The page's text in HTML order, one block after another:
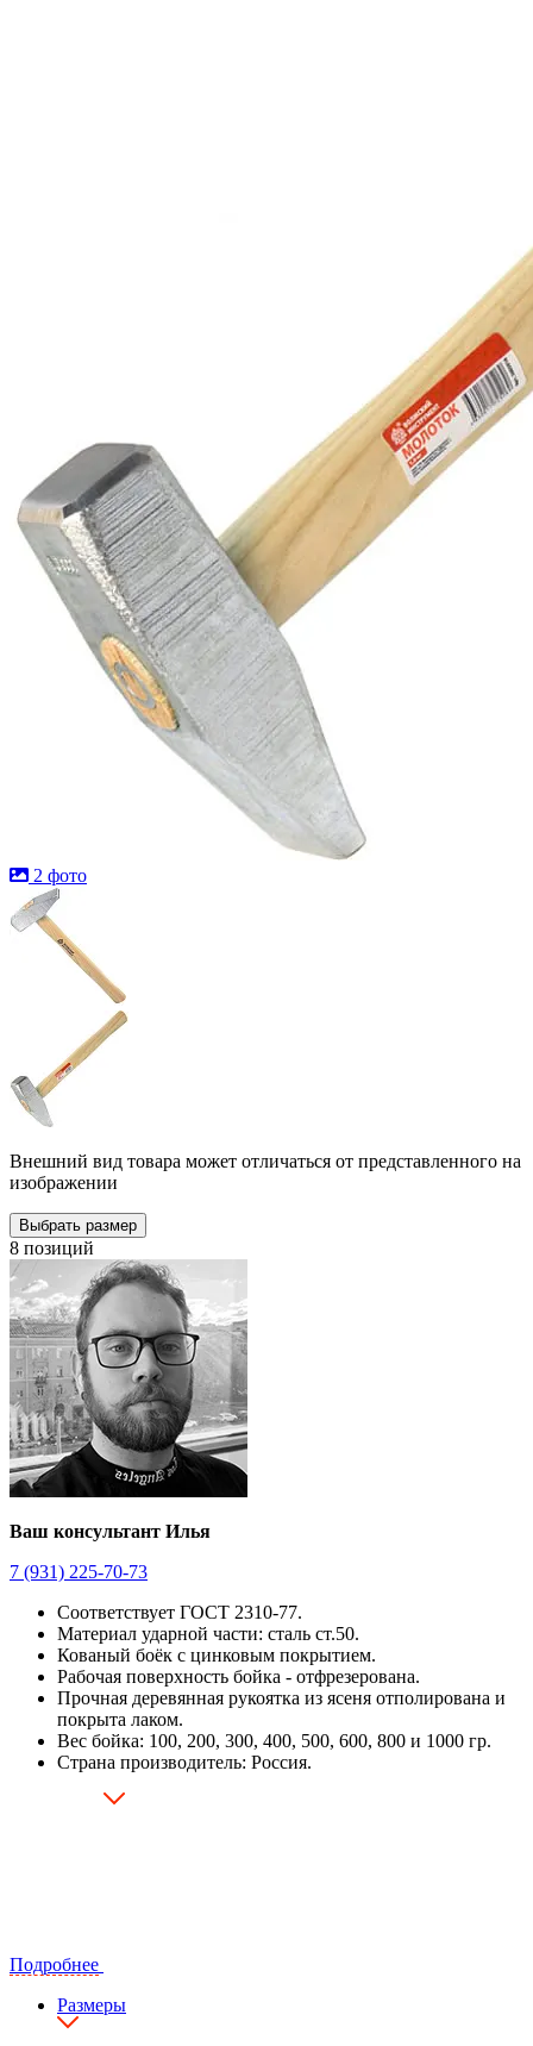
2 фото
Внешний вид товара может отличаться от представленного на
изображении
Выбрать размер
8 позиций
Ваш консультант Илья
7 (931) 225-70-73
Соответствует ГОСТ 2310-77.
Материал ударной части: сталь ст.50.
Кованый боёк с цинковым покрытием.
Рабочая поверхность бойка - отфрезерована.
Прочная деревянная рукоятка из ясеня отполирована и
покрыта лаком.
Вес бойка: 100, 200, 300, 400, 500, 600, 800 и 1000 гр.
Страна производитель: Россия.
Подробнее
Размеры